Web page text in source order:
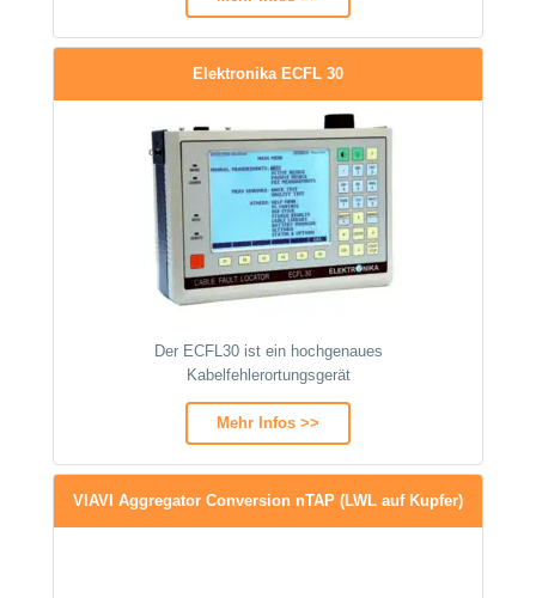
Elektronika ECFL 30
Der ECFL30 ist ein hochgenaues
Kabelfehlerortungsgerät
Mehr Infos >>
VIAVI Aggregator Conversion nTAP (LWL auf Kupfer)